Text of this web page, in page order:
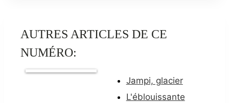
AUTRES ARTICLES DE CE
NUMÉRO:
Jampi, glacier
L'éblouissante